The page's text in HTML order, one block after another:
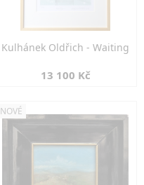
Kulhánek Oldřich - Waiting
13 100 Kč
NOVÉ